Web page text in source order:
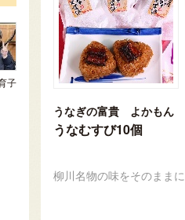
子
うなぎの富貴 よかもん
うなむすび10個
柳川名物の味をそのままに